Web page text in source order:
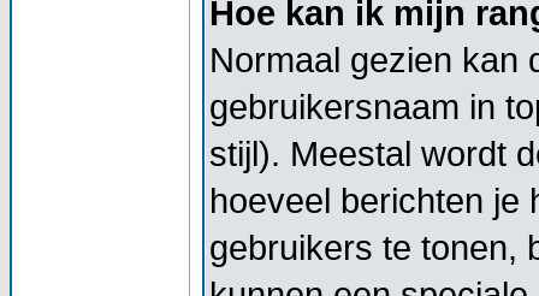
Hoe kan ik mijn
Normaal gezien kan
gebruikersnaam in
stijl). Meestal wordt
hoeveel berichten je
gebruikers te tonen,